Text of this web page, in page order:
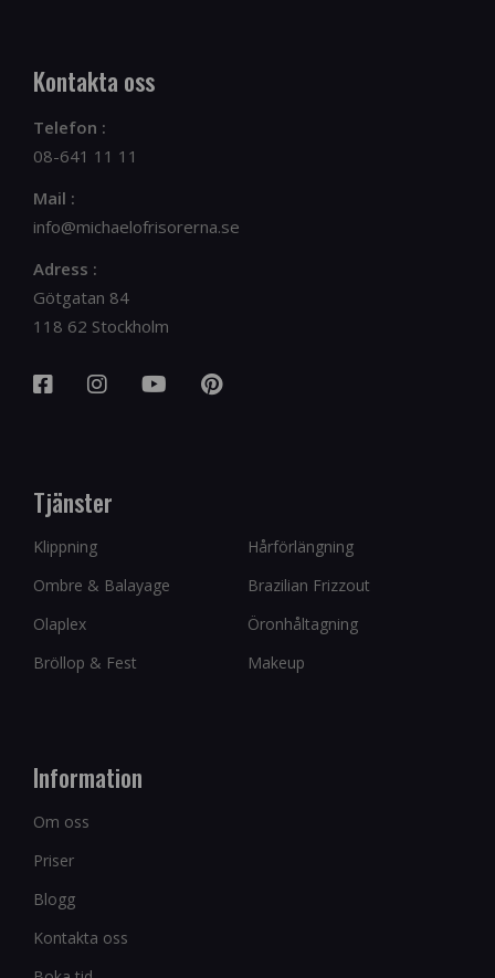
Kontakta oss
Telefon :
08-641 11 11
Mail :
info@michaelofrisorerna.se
Adress :
Götgatan 84
118 62 Stockholm
Tjänster
Klippning
Hårförlängning
Ombre & Balayage
Brazilian Frizzout
Olaplex
Öronhåltagning
Bröllop & Fest
Makeup
Information
Om oss
Priser
Blogg
Kontakta oss